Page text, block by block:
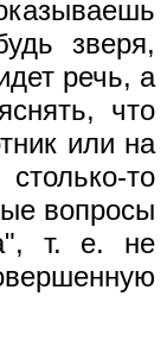
зверя,
речь, а
что
или на
то
вопросы
т. е. не